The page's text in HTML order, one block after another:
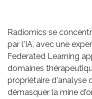
Radiomics se
par l'IA, avec une
Federated Learning
domaines
propriétaire d'analyse
démasquer la mine